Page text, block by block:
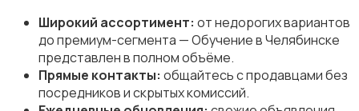
Организация праздников
Широкий ассортимент: от недорогих вариантов
до премиум-сегмента — Обучение в Челябинске
представлен в полном объёме.
Прямые контакты: общайтесь с продавцами без
посредников и скрытых комиссий.